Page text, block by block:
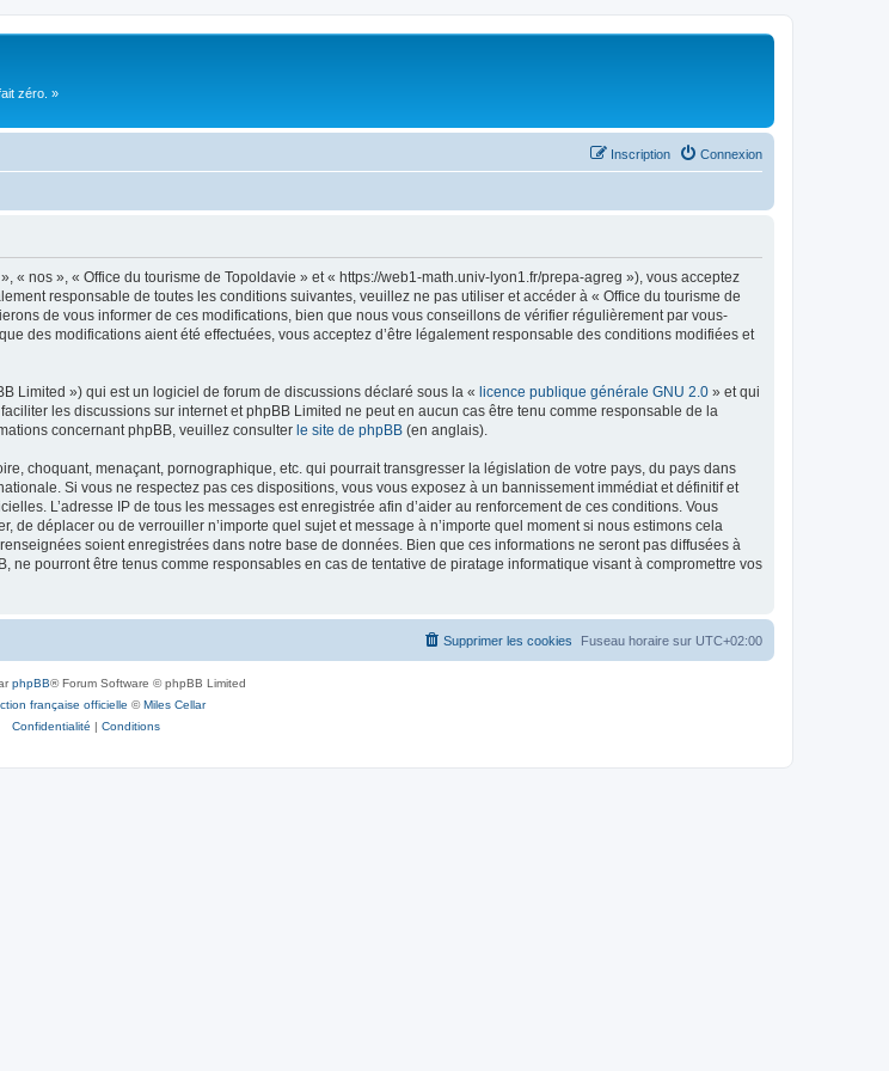
zéro. »
Connexion
Inscription
nos », « Office du tourisme de Topoldavie » et « https://web1-math.univ-lyon1.fr/prepa-agreg »), vous acceptez
responsable de toutes les conditions suivantes, veuillez ne pas utiliser et accéder à « Office du tourisme de
de vous informer de ces modifications, bien que nous vous conseillons de vérifier régulièrement par vous-
des modifications aient été effectuées, vous acceptez d’être légalement responsable des conditions modifiées et
Limited ») qui est un logiciel de forum de discussions déclaré sous la « licence publique générale GNU 2.0 » et qui
les discussions sur internet et phpBB Limited ne peut en aucun cas être tenu comme responsable de la
concernant phpBB, veuillez consulter le site de phpBB (en anglais).
choquant, menaçant, pornographique, etc. qui pourrait transgresser la législation de votre pays, du pays dans
Si vous ne respectez pas ces dispositions, vous vous exposez à un bannissement immédiat et définitif et
L’adresse IP de tous les messages est enregistrée afin d’aider au renforcement de ces conditions. Vous
déplacer ou de verrouiller n’importe quel sujet et message à n’importe quel moment si nous estimons cela
soient enregistrées dans notre base de données. Bien que ces informations ne seront pas diffusées à
pourront être tenus comme responsables en cas de tentative de piratage informatique visant à compromettre vos
Fuseau horaire sur UTC+02:00
Supprimer les cookies
phpBB® Forum Software © phpBB Limited
française officielle ©Miles Cellar
Confidentialité | Conditions